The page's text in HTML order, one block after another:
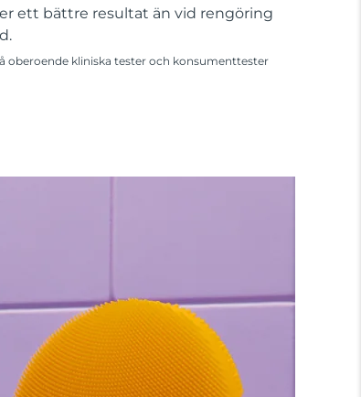
ett bättre resultat än vid rengöring
oberoende kliniska tester och konsumenttester